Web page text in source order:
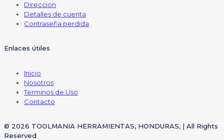
Direccion
Detalles de cuenta
Contraseña perdida
Enlaces útiles
Inicio
Nosotros
Terminos de Uso
Contacto
© 2026 TOOLMANIA HERRAMIENTAS, HONDURAS, | All Rights
Reserved